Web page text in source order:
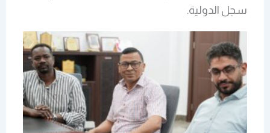
سجل الدولية.